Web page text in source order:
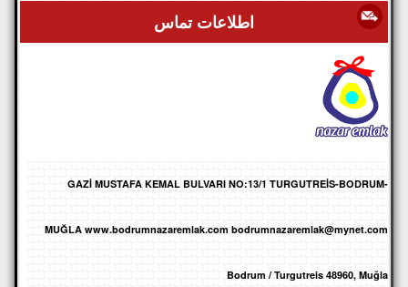
اطلاعات تماس
GAZİ MUSTAFA KEMAL BULVARI NO:13/1 TURGUTREİS-BODRUM-
MUĞLA www.bodrumnazaremlak.com bodrumnazaremlak@mynet.com
Bodrum / Turgutreis 48960, Muğla